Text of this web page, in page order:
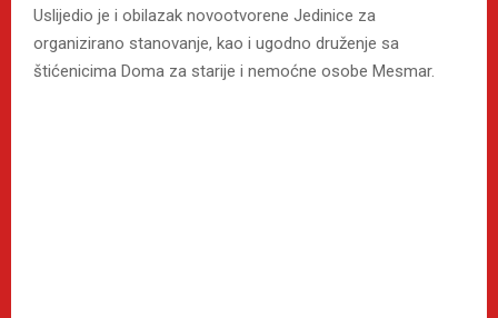
Uslijedio je i obilazak novootvorene Jedinice za
organizirano stanovanje, kao i ugodno druženje sa
štićenicima Doma za starije i nemoćne osobe Mesmar.